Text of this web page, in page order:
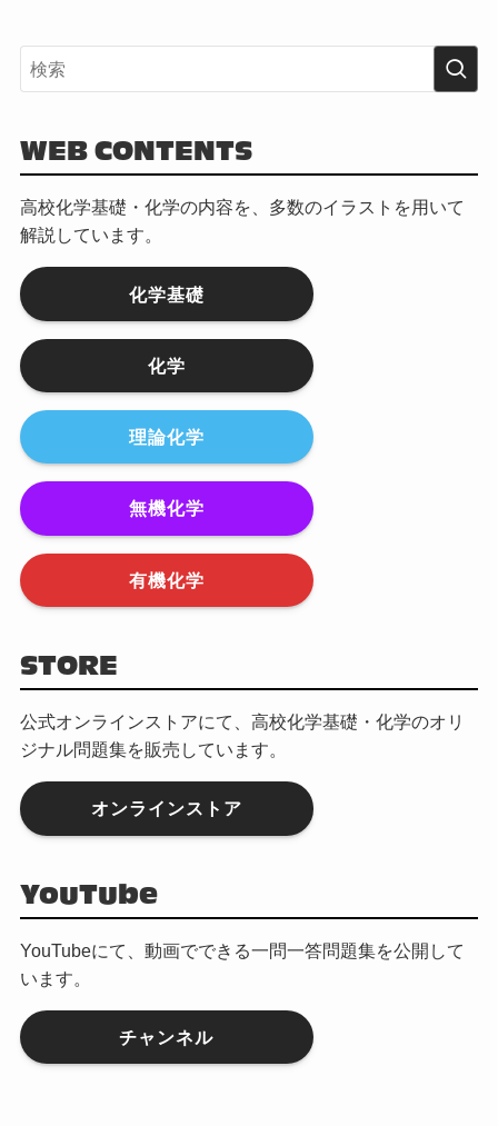
WEB CONTENTS
高校化学基礎・化学の内容を、多数のイラストを用いて
解説しています。
化学基礎
化学
理論化学
無機化学
有機化学
STORE
公式オンラインストアにて、高校化学基礎・化学のオリ
ジナル問題集を販売しています。
オンラインストア
YouTube
YouTubeにて、動画でできる一問一答問題集を公開して
います。
チャンネル